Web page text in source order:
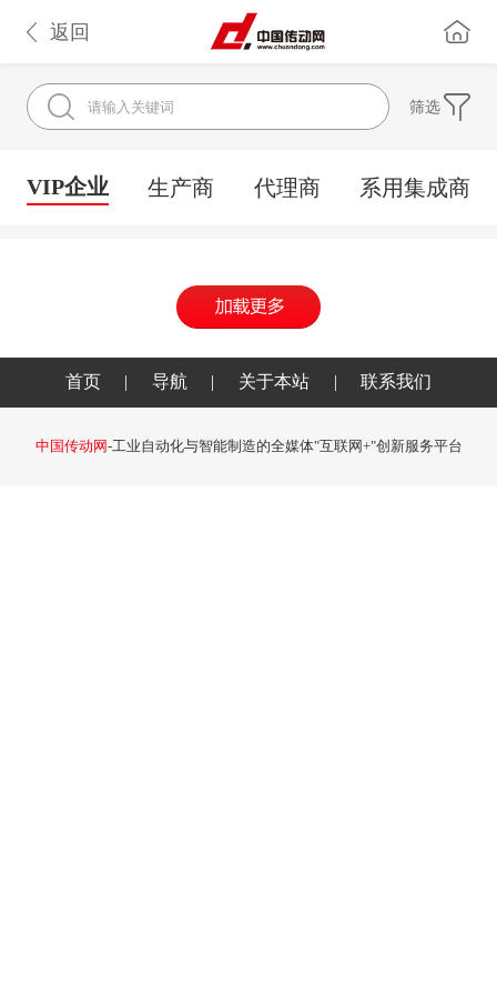
返回
筛选
VIP企业 生产商 代理商 系用集成商
首页 | 导航 | 关于本站 | 联系我们
中国传动网-工业自动化与智能制造的全媒体"互联网+"创新服务平台